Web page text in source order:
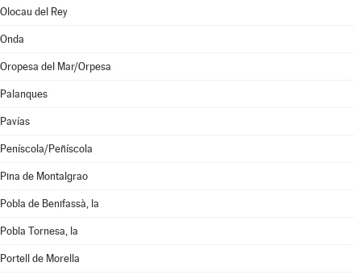
Olocau del Rey
Onda
Oropesa del Mar/Orpesa
Palanques
Pavías
Peníscola/Peñíscola
Pina de Montalgrao
Pobla de Benifassà, la
Pobla Tornesa, la
Portell de Morella